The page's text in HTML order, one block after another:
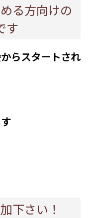
る方向けの
す
らスタートされ
下さい！